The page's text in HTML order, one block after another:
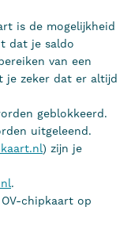
is de mogelijkheid
dat je saldo
van een
je zeker dat er altijd
geblokkeerd.
uitgeleend.
) zijn je
.
chipkaart op